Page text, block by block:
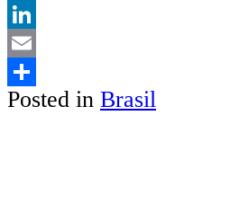
Twitter
LinkedIn
Email
Share
Posted in Brasil